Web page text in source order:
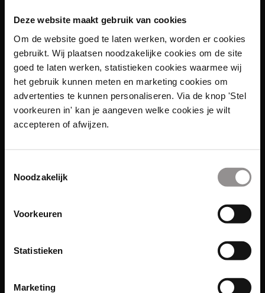
Deze website maakt gebruik van cookies
Om de website goed te laten werken, worden er cookies
gebruikt. Wij plaatsen noodzakelijke cookies om de site
goed te laten werken, statistieken cookies waarmee wij
het gebruik kunnen meten en marketing cookies om
advertenties te kunnen personaliseren. Via de knop 'Stel
voorkeuren in' kan je aangeven welke cookies je wilt
accepteren of afwijzen.
Noodzakelijk
Voorkeuren
Statistieken
Marketing